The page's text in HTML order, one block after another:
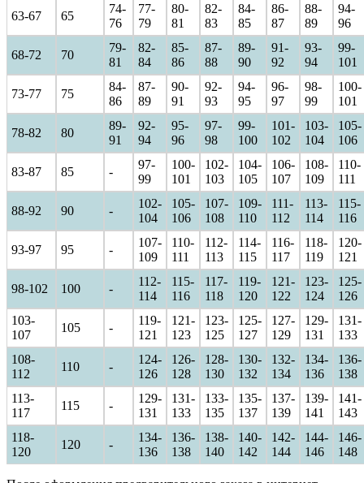
63-67 65
74-
76
77-
79
80-
81
82-
83
84-
85
86-
87
88-
89
94-
96
68-72 70
79-
81
82-
84
85-
86
87-
88
89-
90
91-
92
93-
94
99-
101
73-77 75
84-
86
87-
89
90-
91
92-
93
94-
95
96-
97
98-
99
100-
101
78-82 80
89-
91
92-
94
95-
96
97-
98
99-
100
101-
102
103-
104
105-
106
83-87 85 -
97-
99
100-
101
102-
103
104-
105
106-
107
108-
109
110-
111
88-92 90 -
102-
104
105-
106
107-
108
109-
110
111-
112
113-
114
115-
116
93-97 95 -
107-
109
110-
111
112-
113
114-
115
116-
117
118-
119
120-
121
98-102 100 -
112-
114
115-
116
117-
118
119-
120
121-
122
123-
124
125-
126
103-
107
105 -
119-
121
121-
123
123-
125
125-
127
127-
129
129-
131
131-
133
108-
112
110 -
124-
126
126-
128
128-
130
130-
132
132-
134
134-
136
136-
138
113-
117
115 -
129-
131
131-
133
133-
135
135-
137
137-
139
139-
141
141-
143
118-
120
120 -
134-
136
136-
138
138-
140
140-
142
142-
144
144-
146
146-
148